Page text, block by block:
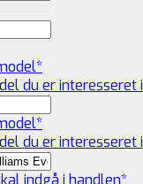
*
du er interesseret i
*
du er interesseret i
indgå i handlen*